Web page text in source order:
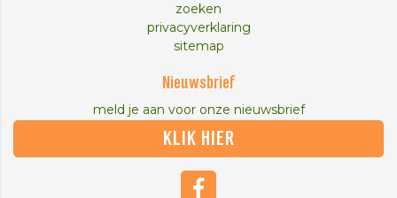
zoeken
privacyverklaring
sitemap
Nieuwsbrief
meld je aan voor onze nieuwsbrief
KLIK HIER